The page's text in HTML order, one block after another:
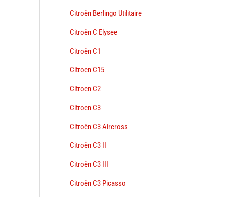
Citroën Berlingo Utilitaire
Citroën C Elysee
Citroën C1
Citroen C15
Citroen C2
Citroen C3
Citroën C3 Aircross
Citroën C3 II
Citroën C3 III
Citroën C3 Picasso